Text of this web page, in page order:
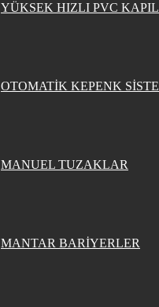
YÜKSEK HIZLI PVC
OTOMATİK KEPENK
MANUEL TUZAKLAR
MANTAR BARİYERLER